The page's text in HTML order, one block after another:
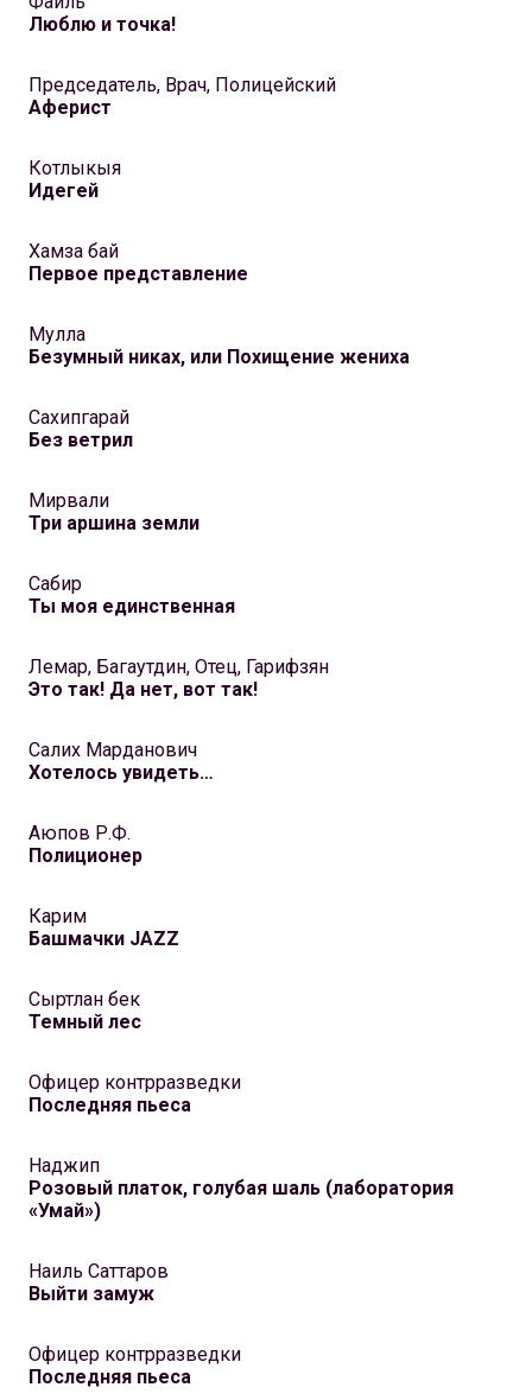
Люблю и точка!
Председатель, Врач, Полицейский
Аферист
Котлыкыя
Идегей
Хамза бай
Первое представление
Мулла
Безумный никах, или Похищение жениха
Сахипгарай
Без ветрил
Мирвали
Три аршина земли
Сабир
Ты моя единственная
Лемар, Багаутдин, Отец, Гарифзян
Это так! Да нет, вот так!
Салих Марданович
Хотелось увидеть…
Аюпов Р.Ф.
Полиционер
Карим
Башмачки JAZZ
Сыртлан бек
Темный лес
Офицер контрразведки
Последняя пьеса
Наджип
Розовый платок, голубая шаль (лаборатория
«Умай»)
Наиль Саттаров
Выйти замуж
Офицер контрразведки
Последняя пьеса